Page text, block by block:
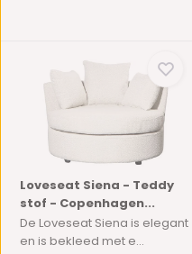
Loveseat Siena - Teddy
stof - Copenhagen...
De Loveseat Siena is elegant
en is bekleed met e...